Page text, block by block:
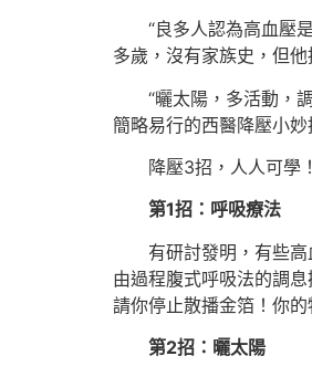
“良多人認為高血壓
多歲，沒有家族史，但
“曬太陽，多活動，
簡略易行的西醫降壓小妙
降壓3招，人人可學！
第1招：呼吸療法
有研討發明，有些
由過程腹式呼吸法的調
請你停止散播金箔！你
第2招：曬太陽